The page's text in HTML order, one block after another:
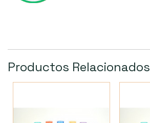
Productos Relacionados